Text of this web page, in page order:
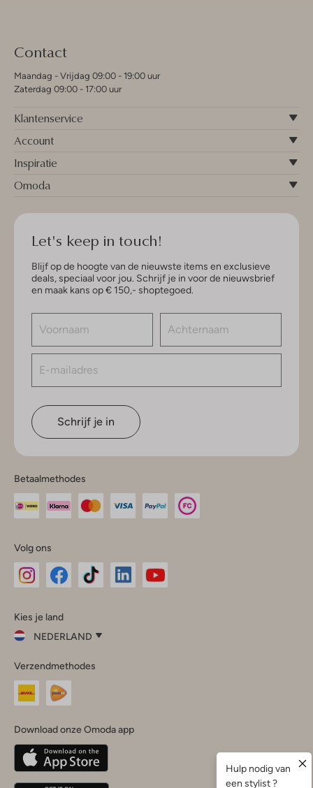
Contact
Maandag - Vrijdag 09:00 - 19:00 uur
Zaterdag 09:00 - 17:00 uur
Klantenservice
Account
Inspiratie
Omoda
Let's keep in touch!
Blijf op de hoogte van de nieuwste items en exclusieve
deals, speciaal voor jou. Schrijf je in voor de nieuwsbrief
en maak kans op € 150,- shoptegoed.
Schrijf je in
Betaalmethodes
Volg ons
InstagramFacebook
Kies je land
NEDERLAND
je
land
Nederland
Belgique(Français)
Deutschland
Verzendmethodes
Download onze Omoda app